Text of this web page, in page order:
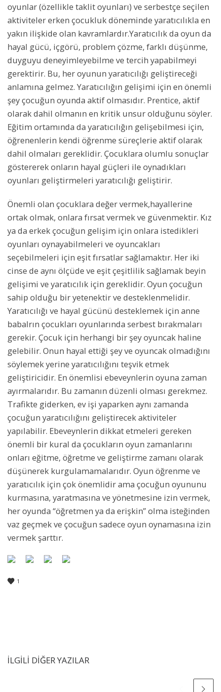
oyunlar (özellikle taklit oyunları) ve serbestçe seçilen
aktiviteler erken çocukluk döneminde yaratıcılıkla en
yakın ilişkide olan kavramlardır.Yaratıcılık da oyun da
hayal gücü, içgörü, problem çözme, farklı düşünme,
duyguyu deneyimleyebilme ve tercih yapabilmeyi
gerektirir. Bu, her oyunun yaratıcılığı geliştireceği
anlamına gelmez. Yaratıcılığın gelişimi için en önemli
şey çocuğun oyunda aktif olmasıdır. Prentice, aktif
olarak dahil olmanın en kritik unsur olduğunu söyler.
Eğitim ortamında da yaratıcılığın gelişebilmesi için,
öğrenenlerin kendi öğrenme süreçlerie aktif olarak
dahil olmaları gereklidir. Çocuklara olumlu sonuçlar
göstererek onların hayal güçleri ile oynadıkları
oyunları geliştirmeleri yaratıcılığı geliştirir.
Önemli olan çocuklara değer vermek,hayallerine
ortak olmak, onlara fırsat vermek ve güvenmektir. Kız
ya da erkek çocuğun gelişim için onlara istedikleri
oyunları oynayabilmeleri ve oyuncakları
seçebilmeleri için eşit fırsatlar sağlamaktır. Her iki
cinse de aynı ölçüde ve eşit çeşitlilik sağlamak beyin
gelişimi ve yaratıcılık için gereklidir. Oyun çocuğun
sahip olduğu bir yetenektir ve desteklenmelidir.
Yaratıcılığı ve hayal gücünü desteklemek için anne
babalrın çocukları oyunlarında serbest bırakmaları
gerekir. Çocuk için herhangi bir şey oyuncak haline
gelebilir. Onun hayal ettiği şey ve oyuncak olmadığını
söylemek yerine yaratıcılığını teşvik etmek
geliştiricidir. En önemlisi ebeveynlerin oyuna zaman
ayırmalarıdır. Bu zamanın düzenli olması gerekmez.
Trafikte giderken, ev işi yaparken aynı zamanda
çocuğun yaratıcılığını geliştirecek aktiviteler
yapılabilir. Ebeveynlerin dikkat etmeleri gereken
önemli bir kural da çocukların oyun zamanlarını
onları eğitme, öğretme ve geliştirme zamanı olarak
düşünerek kurgulamamalarıdır. Oyun öğrenme ve
yaratıcılık için çok önemlidir ama çocuğun oyununu
kurmasına, yaratmasına ve yönetmesine izin vermek,
her oyunda “öğretmen ya da erişkin” olma isteğinden
vaz geçmek ve çocuğun sadece oyun oynamasına izin
vermek şarttır.
1
İLGILI DIĞER YAZILAR